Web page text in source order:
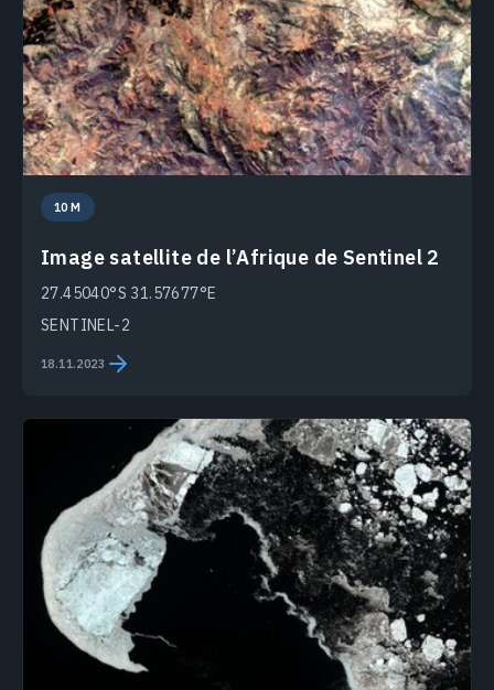
10 M
Image satellite de l’Afrique de Sentinel 2
27.45040°S 31.57677°E
SENTINEL-2
18.11.2023